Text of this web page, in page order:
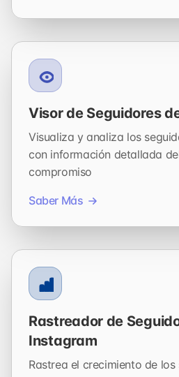
Visor de Seguidores
Visualiza y analiza los
con información detallada
compromiso
Saber Más
Rastreador de
Instagram
Rastrea el crecimiento de los